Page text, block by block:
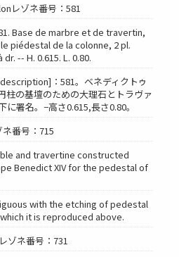
レゾネ番号：581
Base de marbre et de travertin,
piédestal de la colonne, 2 pl.
-- H. 0.615. L. 0.80.
：581。ベネディクトゥ
柱の基壇のための大理石とトラヴァ
署名。−高さ0.615,長さ0.80。
ネ番号：715
and travertine constructed
Benedict XIV for the pedestal of
with the etching of pedestal
it is reproduced above.
ゾネ番号：731